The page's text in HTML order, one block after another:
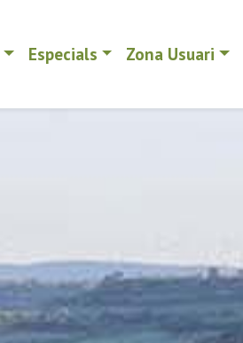
Especials Zona Usuari